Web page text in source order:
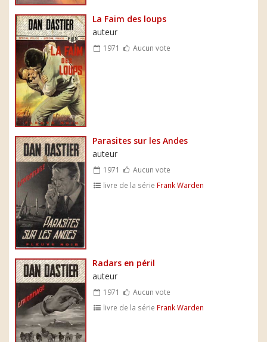
La Faim des loups
auteur
1971 Aucun vote
Parasites sur les Andes
auteur
1971
Aucun vote
livre de la série Frank Warden
Radars en péril
auteur
1971
Aucun vote
livre de la série Frank Warden